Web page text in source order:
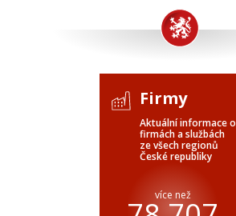
Firmy
Aktuální informace o
firmách a službách
ze všech regionů
České republiky
více než